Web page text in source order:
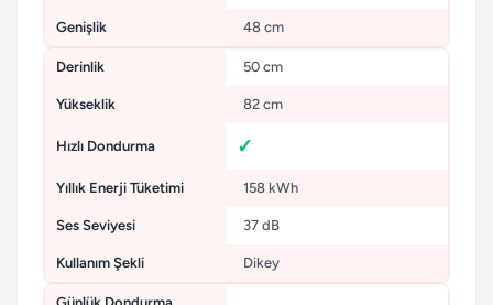
Genişlik 48 cm
Derinlik 50 cm
Yükseklik 82 cm
Hızlı Dondurma
Yıllık Enerji Tüketimi 158 kWh
Ses Seviyesi 37 dB
Kullanım Şekli Dikey